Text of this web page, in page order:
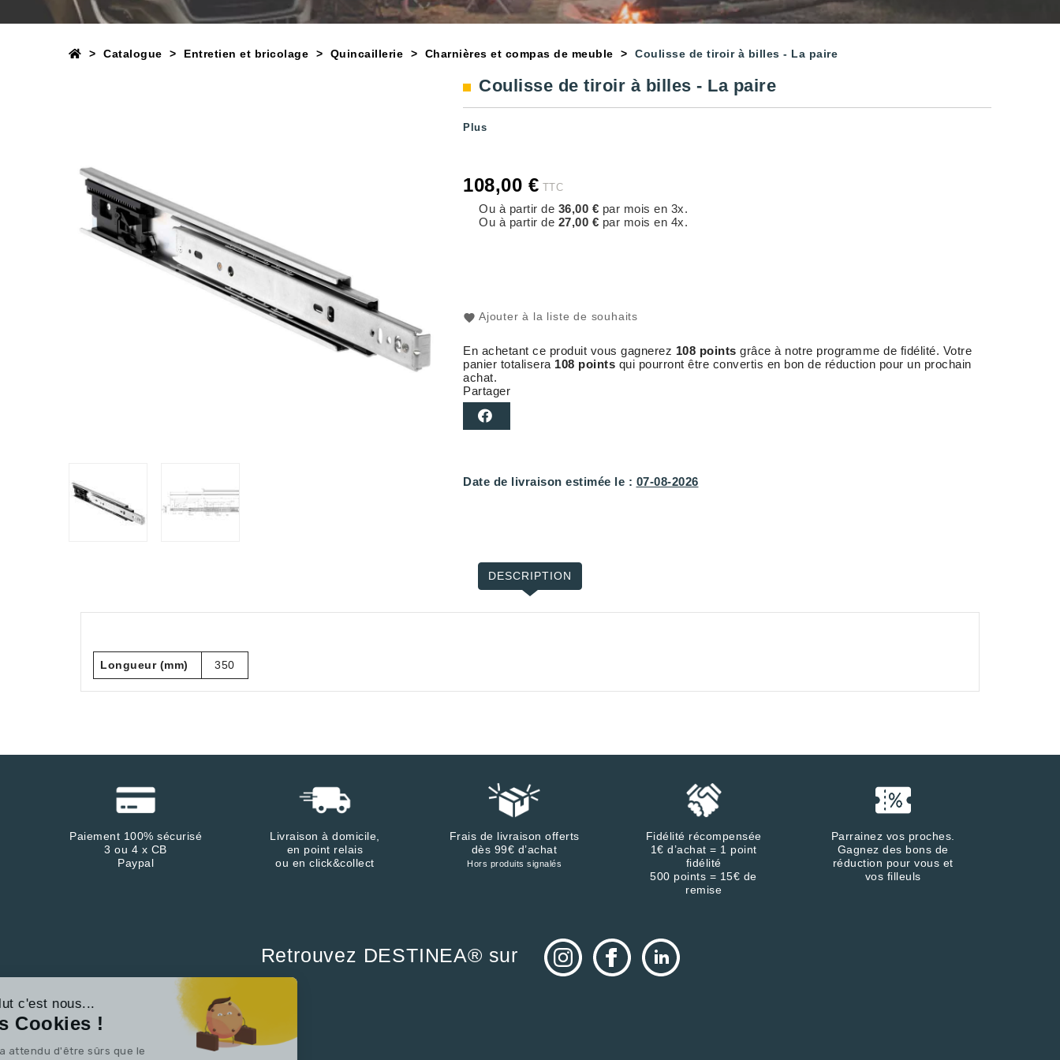
Salut c'est nous...
les Cookies !
On a attendu d'être sûrs que le
Catalogue Entretien et bricolage Quincaillerie Charnières et compas de meuble Coulisse de tiroir à billes - La paire
Coulisse de tiroir à billes - La paire
Plus
108,00 € TTC
Ou à partir de 36,00 € par mois en 3x.
Ou à partir de 27,00 € par mois en 4x.
Ajouter à la liste de souhaits
En achetant ce produit vous gagnerez 108 points grâce à notre programme de fidélité. Votre
panier totalisera 108 points qui pourront être convertis en bon de réduction pour un prochain
achat.
Partager
Date de livraison estimée le : 07-08-2026
DESCRIPTION
Longueur (mm) 350
Paiement 100% sécurisé
3 ou 4 x CB
Paypal
Livraison à domicile,
en point relais
ou en click&collect
Frais de livraison offerts
dès 99€ d’achat
Hors produits signalés
Fidélité récompensée
1€ d’achat = 1 point
fidélité
500 points = 15€ de
remise
Parrainez vos proches.
Gagnez des bons de
réduction pour vous et
vos filleuls
Retrouvez DESTINEA® sur